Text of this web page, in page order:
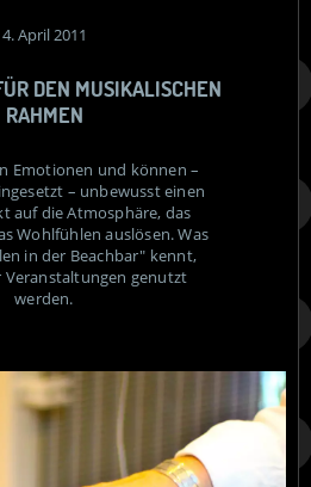
4. April 2011
DEN MUSIKALISCHEN
RAHMEN
Emotionen und können –
– unbewusst einen
auf die Atmosphäre, das
Wohlfühlen auslösen. Was
in der Beachbar" kennt,
Veranstaltungen genutzt
werden.